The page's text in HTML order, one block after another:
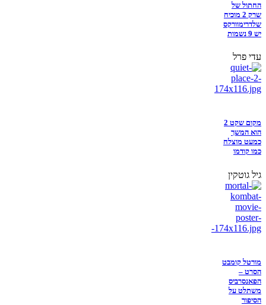
החתול של
שרק 2 מוכיח
שלדרימוורקס
יש 9 נשמות
עדי פרל
מקום שקט 2
הוא המשך
כמעט מוצלח
כמו קודמו
גיל גוטקין
מורטל קומבט
הסרט –
הפאנסרביס
משתלט על
הסיפור